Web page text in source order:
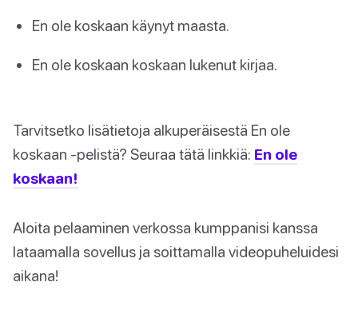
En ole koskaan käynyt maasta.
En ole koskaan koskaan lukenut kirjaa.
Tarvitsetko lisätietoja alkuperäisestä En ole
koskaan -pelistä? Seuraa tätä linkkiä: En ole
koskaan!
Aloita pelaaminen verkossa kumppanisi kanssa
lataamalla sovellus ja soittamalla videopuheluidesi
aikana!